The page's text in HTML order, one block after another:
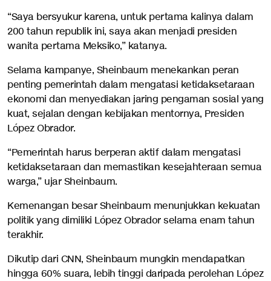
“Saya bersyukur karena, untuk pertama kalinya dalam
200 tahun republik ini, saya akan menjadi presiden
wanita pertama Meksiko,” katanya.
Selama kampanye, Sheinbaum menekankan peran
penting pemerintah dalam mengatasi ketidaksetaraan
ekonomi dan menyediakan jaring pengaman sosial yang
kuat, sejalan dengan kebijakan mentornya, Presiden
López Obrador.
“Pemerintah harus berperan aktif dalam mengatasi
ketidaksetaraan dan memastikan kesejahteraan semua
warga,” ujar Sheinbaum.
Kemenangan besar Sheinbaum menunjukkan kekuatan
politik yang dimiliki López Obrador selama enam tahun
terakhir.
Dikutip dari CNN, Sheinbaum mungkin mendapatkan
hingga 60% suara, lebih tinggi daripada perolehan López